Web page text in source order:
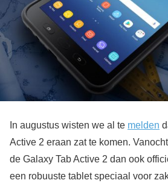
In augustus wisten we al te melden
Active 2 eraan zat te komen.
de Galaxy Tab Active 2 dan ook
een robuuste tablet speciaal voor